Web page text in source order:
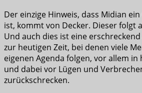
Der einzige Hinweis, dass Midian
ist, kommt von Decker. Dieser folgt
Und auch dies ist eine
zur heutigen Zeit, bei denen viele
eigenen Agenda folgen, vor allem
und dabei vor Lügen und
zurückschrecken.